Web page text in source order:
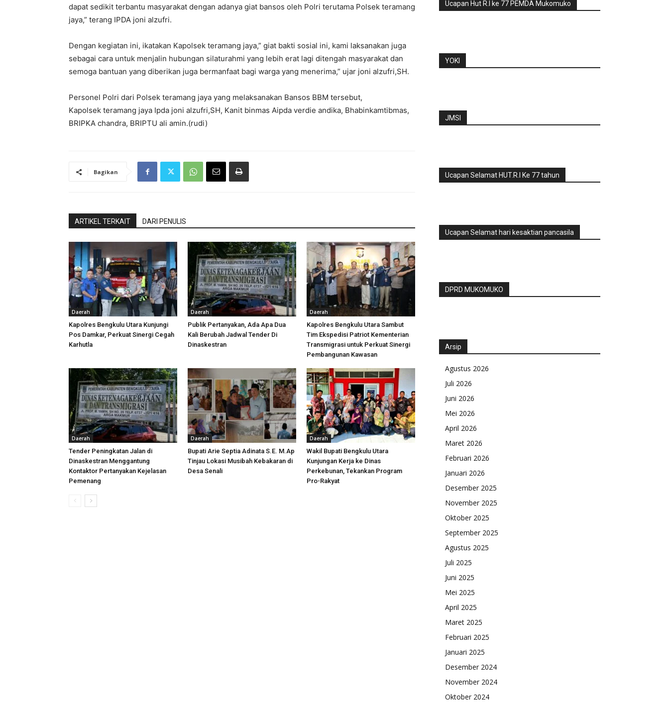
dapat sedikit terbantu masyarakat dengan adanya giat bansos oleh Polri terutama Polsek teramang
jaya,” terang IPDA joni alzufri.
Dengan kegiatan ini, ikatakan Kapolsek teramang jaya,” giat bakti sosial ini, kami laksanakan juga
sebagai cara untuk menjalin hubungan silaturahmi yang lebih erat lagi ditengah masyarakat dan
semoga bantuan yang diberikan juga bermanfaat bagi warga yang menerima,” ujar joni alzufri,SH.
Personel Polri dari Polsek teramang jaya yang melaksanakan Bansos BBM tersebut,
Kapolsek teramang jaya Ipda joni alzufri,SH, Kanit binmas Aipda verdie andika, Bhabinkamtibmas,
BRIPKA chandra, BRIPTU ali amin.(rudi)
Bagikan
ARTIKEL TERKAIT DARI PENULIS
Daerah
Kapolres Bengkulu Utara Kunjungi
Pos Damkar, Perkuat Sinergi Cegah
Karhutla
Daerah
Publik Pertanyakan, Ada Apa Dua
Kali Berubah Jadwal Tender Di
Dinaskestran
Daerah
Kapolres Bengkulu Utara Sambut
Tim Ekspedisi Patriot Kementerian
Transmigrasi untuk Perkuat Sinergi
Pembangunan Kawasan
Daerah
Tender Peningkatan Jalan di
Dinaskestran Menggantung
Kontaktor Pertanyakan Kejelasan
Pemenang
Daerah
Bupati Arie Septia Adinata S.E. M.Ap
Tinjau Lokasi Musibah Kebakaran di
Desa Senali
Daerah
Wakil Bupati Bengkulu Utara
Kunjungan Kerja ke Dinas
Perkebunan, Tekankan Program
Pro-Rakyat
Ucapan Hut R.I ke 77 PEMDA Mukomuko
YOKI
JMSI
Ucapan Selamat HUT.R.I Ke 77 tahun
Ucapan Selamat hari kesaktian pancasila
DPRD MUKOMUKO
Arsip
Agustus 2026
Juli 2026
Juni 2026
Mei 2026
April 2026
Maret 2026
Februari 2026
Januari 2026
Desember 2025
November 2025
Oktober 2025
September 2025
Agustus 2025
Juli 2025
Juni 2025
Mei 2025
April 2025
Maret 2025
Februari 2025
Januari 2025
Desember 2024
November 2024
Oktober 2024